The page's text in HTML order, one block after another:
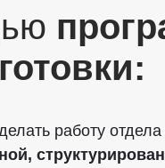
работу